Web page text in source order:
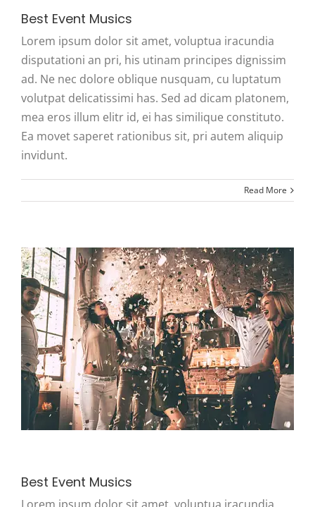
Best Event Musics
Lorem ipsum dolor sit amet, voluptua iracundia
disputationi an pri, his utinam principes dignissim
ad. Ne nec dolore oblique nusquam, cu luptatum
volutpat delicatissimi has. Sed ad dicam platonem,
mea eros illum elitr id, ei has similique constituto.
Ea movet saperet rationibus sit, pri autem aliquip
invidunt.
Read More
Best Event Musics